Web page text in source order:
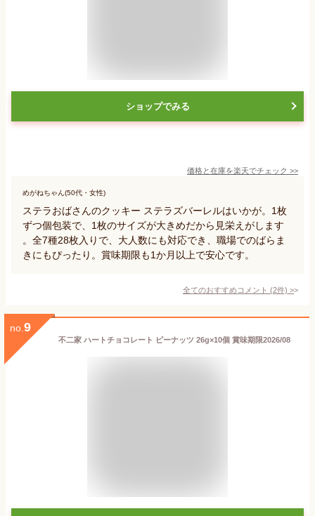
ショップでみる
価格と在庫を楽天でチェック >>
めがねちゃん(50代・女性)
ステラおばさんのクッキー ステラズバーレルはいかが。1枚
ずつ個包装で、1枚のサイズが大きめだから見栄えがします
。全7種28枚入りで、大人数にも対応でき、職場でのばらま
きにもぴったり。賞味期限も1か月以上で安心です。
全てのおすすめコメント (2件) >
no. 9
不二家 ハートチョコレート ピーナッツ 26g×10個 賞味期限2026/08